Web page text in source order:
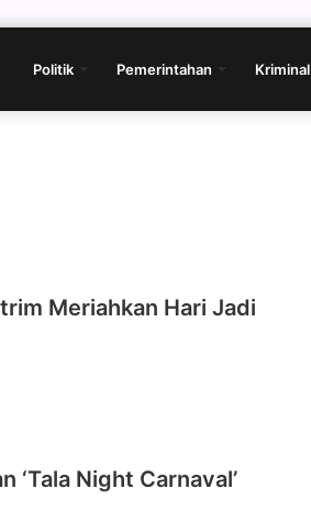
Politik Pemerintahan Kriminal
Meriahkan Hari Jadi
‘Tala Night Carnaval’